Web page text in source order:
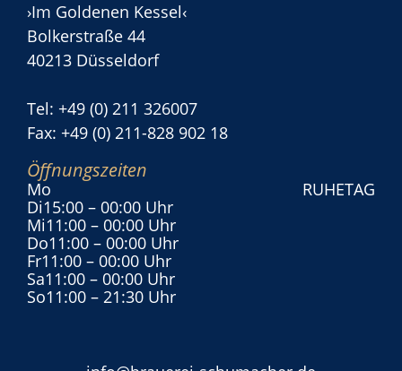
›Im Goldenen Kessel‹
Bolkerstraße 44
40213 Düsseldorf
Tel: +49 (0) 211 326007
Fax: +49 (0) 211-828 902 18
Öffnungszeiten
Mo
RUHETAG
Di15:00 – 00:00 Uhr
Mi11:00 – 00:00 Uhr
Do11:00 – 00:00 Uhr
Fr11:00 – 00:00 Uhr
Sa11:00 – 00:00 Uhr
So11:00 – 21:30 Uhr